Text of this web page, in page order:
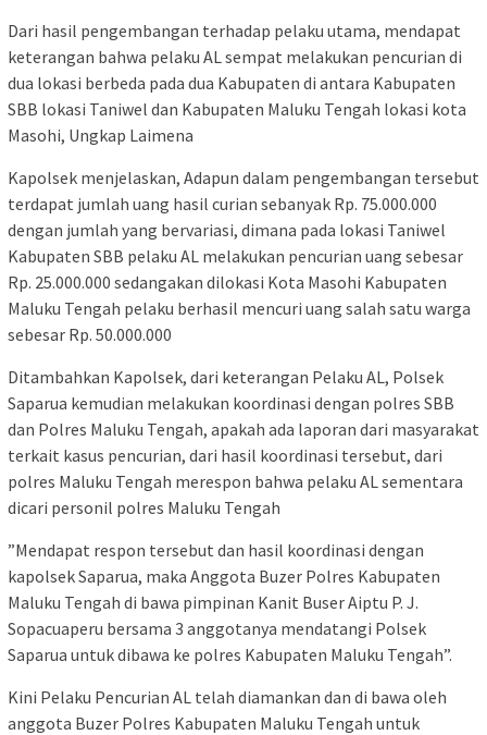
Dari hasil pengembangan terhadap pelaku utama, mendapat
keterangan bahwa pelaku AL sempat melakukan pencurian di
dua lokasi berbeda pada dua Kabupaten di antara Kabupaten
SBB lokasi Taniwel dan Kabupaten Maluku Tengah lokasi kota
Masohi, Ungkap Laimena
Kapolsek menjelaskan, Adapun dalam pengembangan tersebut
terdapat jumlah uang hasil curian sebanyak Rp. 75.000.000
dengan jumlah yang bervariasi, dimana pada lokasi Taniwel
Kabupaten SBB pelaku AL melakukan pencurian uang sebesar
Rp. 25.000.000 sedangakan dilokasi Kota Masohi Kabupaten
Maluku Tengah pelaku berhasil mencuri uang salah satu warga
sebesar Rp. 50.000.000
Ditambahkan Kapolsek, dari keterangan Pelaku AL, Polsek
Saparua kemudian melakukan koordinasi dengan polres SBB
dan Polres Maluku Tengah, apakah ada laporan dari masyarakat
terkait kasus pencurian, dari hasil koordinasi tersebut, dari
polres Maluku Tengah merespon bahwa pelaku AL sementara
dicari personil polres Maluku Tengah
”Mendapat respon tersebut dan hasil koordinasi dengan
kapolsek Saparua, maka Anggota Buzer Polres Kabupaten
Maluku Tengah di bawa pimpinan Kanit Buser Aiptu P. J.
Sopacuaperu bersama 3 anggotanya mendatangi Polsek
Saparua untuk dibawa ke polres Kabupaten Maluku Tengah”.
Kini Pelaku Pencurian AL telah diamankan dan di bawa oleh
anggota Buzer Polres Kabupaten Maluku Tengah untuk